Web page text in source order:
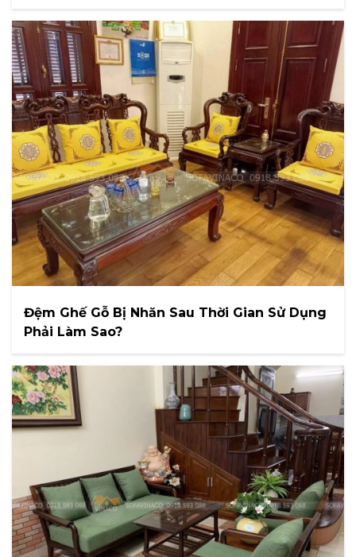
Đệm Ghế Gỗ Bị Nhăn Sau Thời Gian Sử Dụng
Phải Làm Sao?